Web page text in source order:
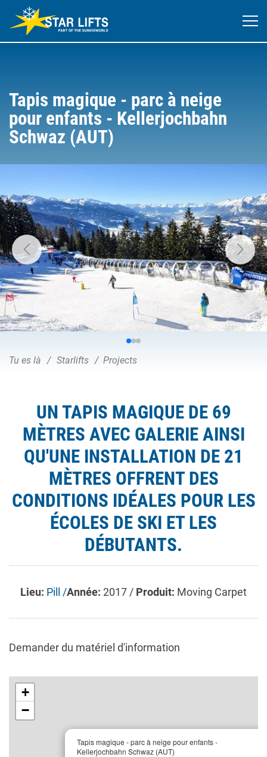
Tapis magique - parc à neige
pour enfants - Kellerjochbahn
Schwaz (AUT)
Tu es là Starlifts Projects
UN TAPIS MAGIQUE DE 69
MÈTRES AVEC GALERIE AINSI
QU'UNE INSTALLATION DE 21
MÈTRES OFFRENT DES
CONDITIONS IDÉALES POUR LES
ÉCOLES DE SKI ET LES
DÉBUTANTS.
Lieu: Pill /Année: 2017 / Produit: Moving Carpet
Demander du matériel d'information
Tapis magique - parc à neige pour enfants -
Kellerjochbahn Schwaz (AUT)
+
−